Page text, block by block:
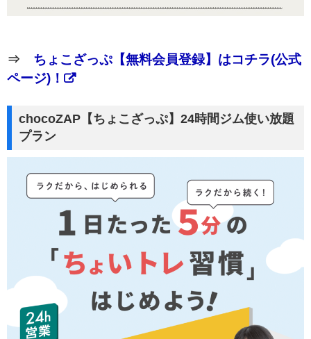
⇒ ちょこざっぷ【無料会員登録】はコチラ(公式
ページ)！
chocoZAP【ちょこざっぷ】24時間ジム使い放題
プラン